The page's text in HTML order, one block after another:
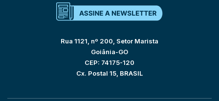
Rua 1121, nº 200, Setor Marista
Goiânia-GO
CEP: 74175-120
Cx. Postal 15, BRASIL